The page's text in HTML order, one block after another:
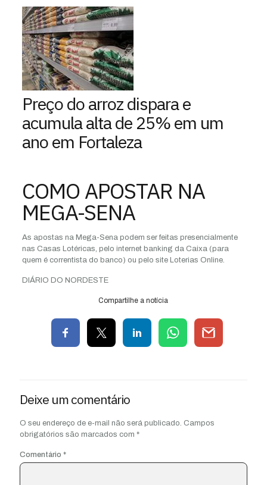
Preço do arroz dispara e
acumula alta de 25% em um
ano em Fortaleza
COMO APOSTAR NA
MEGA-SENA
As apostas na Mega-Sena podem ser feitas presencialmente
nas Casas Lotéricas, pelo internet banking da Caixa (para
quem é correntista do banco) ou pelo site Loterias Online.
DIÁRIO DO NORDESTE
Compartilhe a notícia
Deixe um comentário
O seu endereço de e-mail não será publicado. Campos
obrigatórios são marcados com *
Comentário *